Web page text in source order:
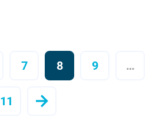
7 8 9 …
11